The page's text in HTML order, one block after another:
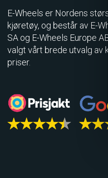
E-Wheels er Nordens
kjøretøy, og består av E-
SA og E-Wheels Europe
valgt vårt brede utvalg av
priser.